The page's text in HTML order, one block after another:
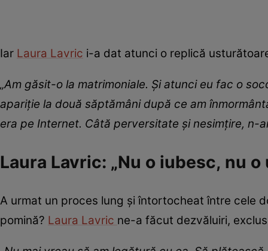
Iar Laura Lavric i-a dat atunci o replică
„Am găsit-o la matrimoniale. Şi atunci eu fac o
apariţie la două săptămâni după ce am
era pe Internet. Câtă perversitate şi nesimţire, n-
Laura Lavric: „Nu o iubesc, nu
A urmat un proces lung și întortocheat între cele
pomină? Laura Lavric ne-a făcut dezvăluiri,